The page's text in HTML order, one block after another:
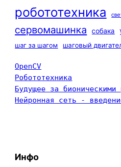
робототехника
сервомашинка собака
шаг за шагом шаговый
OpenCV
Робототехника
Будущее за бионическими
Нейронная сеть -
Инфо